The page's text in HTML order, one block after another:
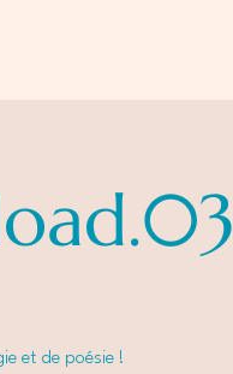
et de poésie !